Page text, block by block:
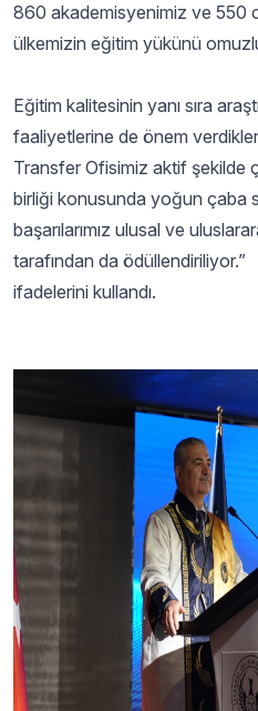
860 akademisyenimiz ve 550
ülkemizin eğitim yükünü
Eğitim kalitesinin yanı sıra
faaliyetlerine de önem
Transfer Ofisimiz aktif şekilde
birliği konusunda yoğun çaba
başarılarımız ulusal ve
tarafından da ödüllendiriliyor.”
ifadelerini kullandı.